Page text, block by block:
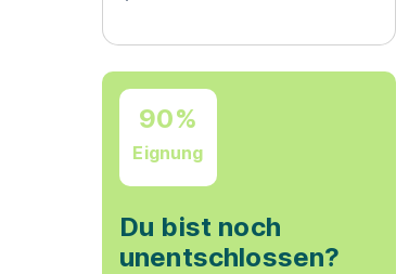
90%
Eignung
Du bist noch
unentschlossen?